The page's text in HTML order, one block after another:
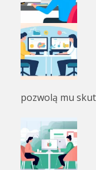
pozwolą mu